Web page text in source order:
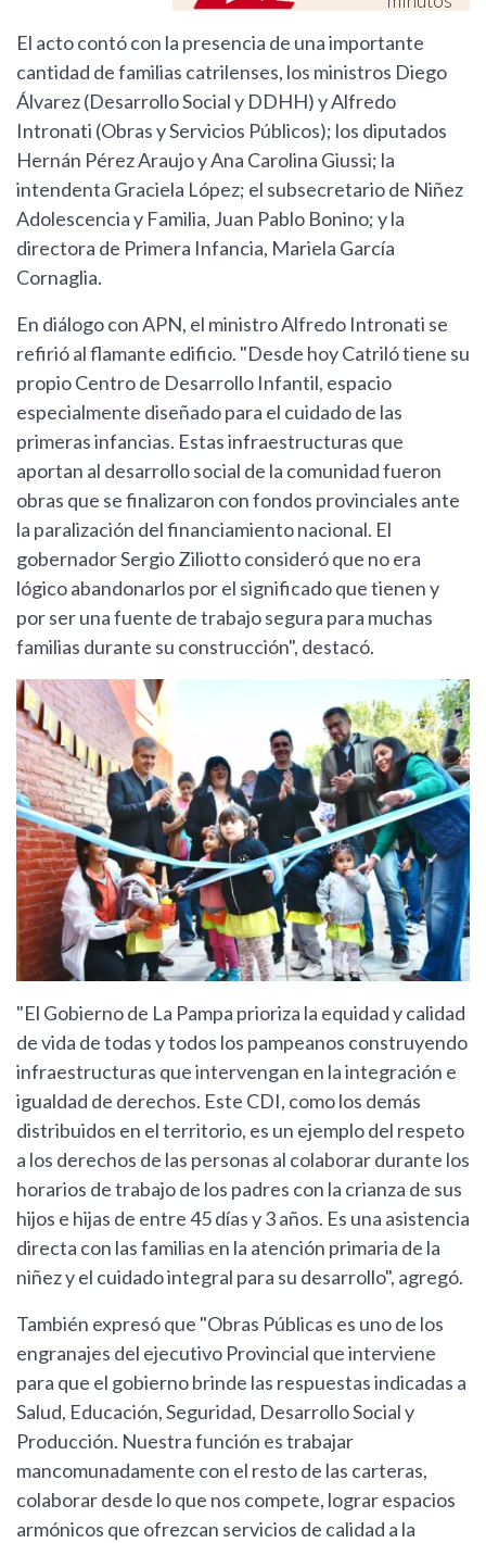
El acto contó con la presencia de una importante
cantidad de familias catrilenses, los ministros Diego
Álvarez (Desarrollo Social y DDHH) y Alfredo
Intronati (Obras y Servicios Públicos); los diputados
Hernán Pérez Araujo y Ana Carolina Giussi; la
intendenta Graciela López; el subsecretario de Niñez
Adolescencia y Familia, Juan Pablo Bonino; y la
directora de Primera Infancia, Mariela García
Cornaglia.
En diálogo con APN, el ministro Alfredo Intronati se
refirió al flamante edificio. "Desde hoy Catriló tiene su
propio Centro de Desarrollo Infantil, espacio
especialmente diseñado para el cuidado de las
primeras infancias. Estas infraestructuras que
aportan al desarrollo social de la comunidad fueron
obras que se finalizaron con fondos provinciales ante
la paralización del financiamiento nacional. El
gobernador Sergio Ziliotto consideró que no era
lógico abandonarlos por el significado que tienen y
por ser una fuente de trabajo segura para muchas
familias durante su construcción", destacó.
"El Gobierno de La Pampa prioriza la equidad y calidad
de vida de todas y todos los pampeanos construyendo
infraestructuras que intervengan en la integración e
igualdad de derechos. Este CDI, como los demás
distribuidos en el territorio, es un ejemplo del respeto
a los derechos de las personas al colaborar durante los
horarios de trabajo de los padres con la crianza de sus
hijos e hijas de entre 45 días y 3 años. Es una asistencia
directa con las familias en la atención primaria de la
niñez y el cuidado integral para su desarrollo", agregó.
También expresó que "Obras Públicas es uno de los
engranajes del ejecutivo Provincial que interviene
para que el gobierno brinde las respuestas indicadas a
Salud, Educación, Seguridad, Desarrollo Social y
Producción. Nuestra función es trabajar
mancomunadamente con el resto de las carteras,
colaborar desde lo que nos compete, lograr espacios
armónicos que ofrezcan servicios de calidad a la